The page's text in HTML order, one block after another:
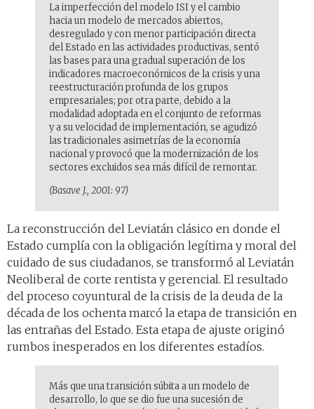
La imperfección del modelo ISI y el cambio
hacia un modelo de mercados abiertos,
desregulado y con menor participación directa
del Estado en las actividades productivas, sentó
las bases para una gradual superación de los
indicadores macroeconómicos de la crisis y una
reestructuración profunda de los grupos
empresariales; por otra parte, debido a la
modalidad adoptada en el conjunto de reformas
y a su velocidad de implementación, se agudizó
las tradicionales asimetrías de la economía
nacional y provocó que la modernización de los
sectores excluidos sea más difícil de remontar.
(Basave J., 2001: 97)
La reconstrucción del Leviatán clásico en donde el
Estado cumplía con la obligación legítima y moral del
cuidado de sus ciudadanos, se transformó al Leviatán
Neoliberal de corte rentista y gerencial. El resultado
del proceso coyuntural de la crisis de la deuda de la
década de los ochenta marcó la etapa de transición en
las entrañas del Estado. Esta etapa de ajuste originó
rumbos inesperados en los diferentes estadíos.
Más que una transición súbita a un modelo de
desarrollo, lo que se dio fue una sucesión de